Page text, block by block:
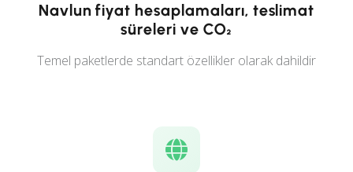
Navlun fiyat hesaplamaları, teslimat
süreleri ve CO₂
Temel paketlerde standart özellikler olarak dahildir